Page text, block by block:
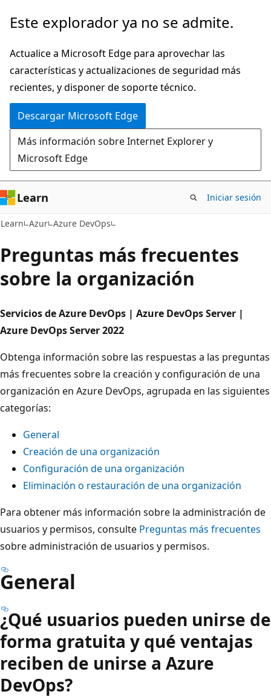
Ir
contenido
principal
Este explorador ya no se admite.
Actualice a Microsoft Edge para aprovechar las
características y actualizaciones de seguridad más
recientes, y disponer de soporte técnico.
Descargar Microsoft Edge
Más información sobre Internet Explorer y
Microsoft Edge
Learn Iniciar sesión
Learn Azur Azure DevOps
Preguntas más frecuentes
sobre la organización
Servicios de Azure DevOps | Azure DevOps Server |
Azure DevOps Server 2022
Obtenga información sobre las respuestas a las preguntas
más frecuentes sobre la creación y configuración de una
organización en Azure DevOps, agrupada en las siguientes
categorías:
General
Creación de una organización
Configuración de una organización
Eliminación o restauración de una organización
Para obtener más información sobre la administración de
usuarios y permisos, consulte Preguntas más frecuentes
sobre administración de usuarios y permisos.
General
¿Qué usuarios pueden unirse de
forma gratuita y qué ventajas
reciben de unirse a Azure
DevOps?